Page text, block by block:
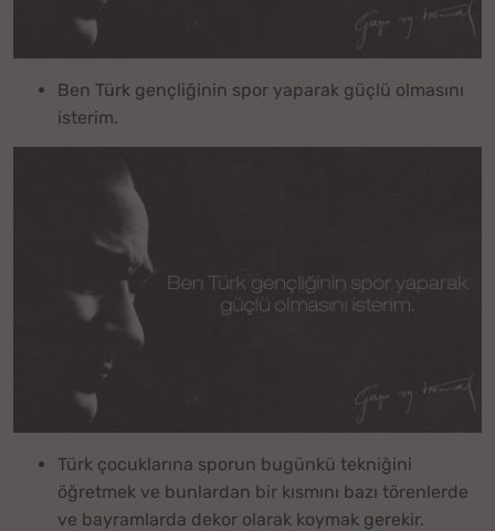
Ben Türk gençliğinin spor yaparak güçlü olmasını
isterim.
Türk çocuklarına sporun bugünkü tekniğini
öğretmek ve bunlardan bir kısmını bazı törenlerde
ve bayramlarda dekor olarak koymak gerekir.